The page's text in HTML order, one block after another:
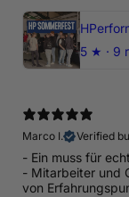
5 ★ · 9
Marco I.
Verified
- Ein muss für
- Mitarbeiter und
von